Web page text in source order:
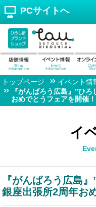
PCサイトへ
トップページ
イベント情
『がんばろう広島』”ひ
おめでとうフェアを開催！
イ
『がんばろう広島
銀座出張所2周年お